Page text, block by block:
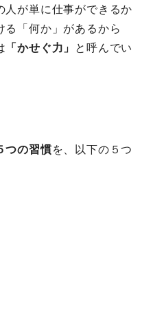
人が単に仕事ができるか
る「何か」があるから
「かせぐ力」
と呼んでい
つの習慣を、以下の５つ